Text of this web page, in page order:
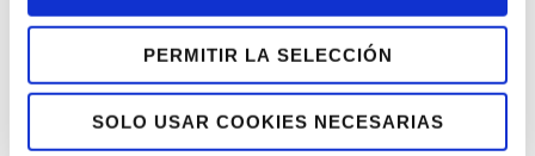
PERMITIR LA SELECCIÓN
SOLO USAR COOKIES NECESARIAS
E-Mail